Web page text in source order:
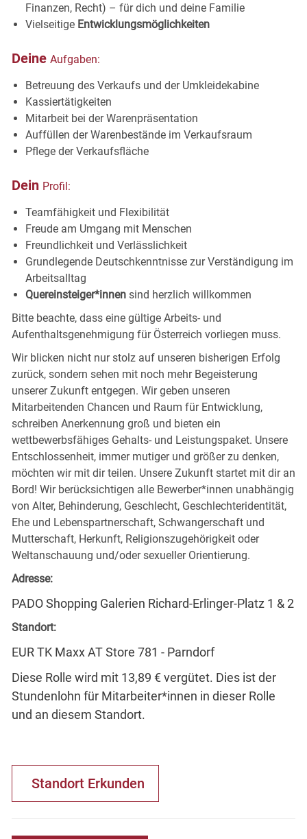
Finanzen, Recht) – für dich und deine Familie
Vielseitige Entwicklungsmöglichkeiten
Deine Aufgaben:
Betreuung des Verkaufs und der Umkleidekabine
Kassiertätigkeiten
Mitarbeit bei derWarenpräsentation
Auffüllen der Warenbestände im Verkaufsraum
Pflege derVerkaufsfläche
Dein Profil:
Teamfähigkeit und Flexibilität
Freude am Umgang mit Menschen
Freundlichkeit und Verlässlichkeit
Grundlegende Deutschkenntnisse zur Verständigung im
Arbeitsalltag
Quereinsteiger*innensind herzlich willkommen
Bitte beachte, dass eine gültige Arbeits- und
Aufenthaltsgenehmigung für Österreich vorliegen muss.
Wir blicken nicht nur stolz auf unseren bisherigen Erfolg
zurück, sondern sehen mit noch mehr Begeisterung
unserer Zukunft entgegen. Wir geben unseren
Mitarbeitenden Chancen und Raum für Entwicklung,
schreiben Anerkennung groß und bieten ein
wettbewerbsfähiges Gehalts- und Leistungspaket. Unsere
Entschlossenheit, immer mutiger und größer zu denken,
möchten wir mit dir teilen. Unsere Zukunft startet mit dir an
Bord! Wir berücksichtigen alle Bewerber*innen unabhängig
von Alter, Behinderung, Geschlecht, Geschlechteridentität,
Ehe und Lebenspartnerschaft, Schwangerschaft und
Mutterschaft, Herkunft, Religionszugehörigkeit oder
Weltanschauung und/oder sexueller Orientierung.
Adresse:
PADO Shopping Galerien Richard-Erlinger-Platz 1 & 2
Standort:
EUR TK Maxx AT Store 781 - Parndorf
Diese Rolle wird mit 13,89 € vergütet. Dies ist der
Stundenlohn für Mitarbeiter*innen in dieser Rolle
und an diesem Standort.
Standort Erkunden